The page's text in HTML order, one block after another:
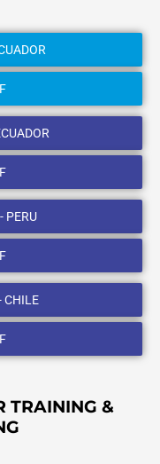
PERU
CHILE
TRAINING &